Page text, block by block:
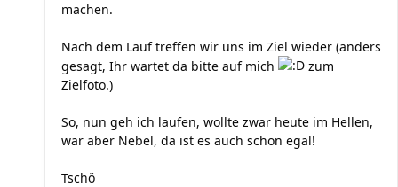
machen.
Nach dem Lauf treffen wir uns im Ziel wieder (anders
gesagt, Ihr wartet da bitte auf mich
zum
Zielfoto.)
So, nun geh ich laufen, wollte zwar heute im Hellen,
war aber Nebel, da ist es auch schon egal!
Tschö